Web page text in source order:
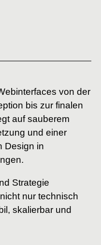
von der
bis zur finalen
auf sauberem
und einer
Design in
Strategie
nur technisch
skalierbar und